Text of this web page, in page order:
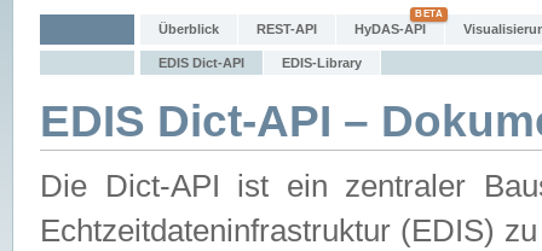
Überblick REST-API HyDAS-API
EDIS Dict-API EDIS-Library
EDIS Dict-API –
Die Dict-API ist ein zentraler
Echtzeitdateninfrastruktur (EDIS)